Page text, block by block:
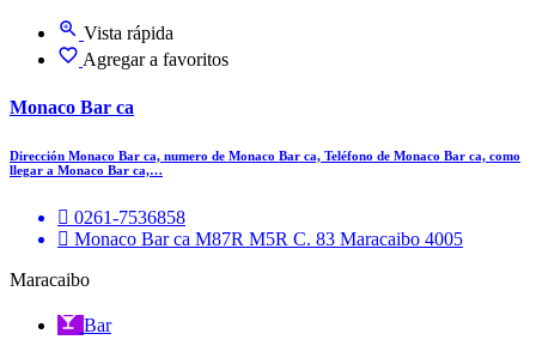
Vista rápida
Agregar a favoritos
Monaco Bar ca
Dirección Monaco Bar ca, numero de Monaco Bar ca, Teléfono de Monaco Bar ca, como
llegar a Monaco Bar ca,…
0261-7536858
Monaco Bar ca M87R M5R C. 83 Maracaibo 4005
Maracaibo
Bar